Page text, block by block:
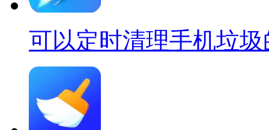
可以定时清理手机垃